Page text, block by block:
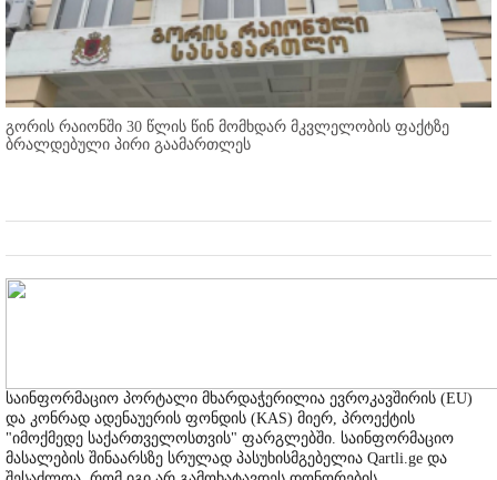
გორის რაიონში 30 წლის წინ მომხდარ მკვლელობის ფაქტზე
ბრალდებული პირი გაამართლეს
საინფორმაციო პორტალი მხარდაჭერილია ევროკავშირის (EU)
და კონრად ადენაუერის ფონდის (KAS) მიერ, პროექტის
"იმოქმედე საქართველოსთვის" ფარგლებში. საინფორმაციო
მასალების შინაარსზე სრულად პასუხისმგებელია Qartli.ge და